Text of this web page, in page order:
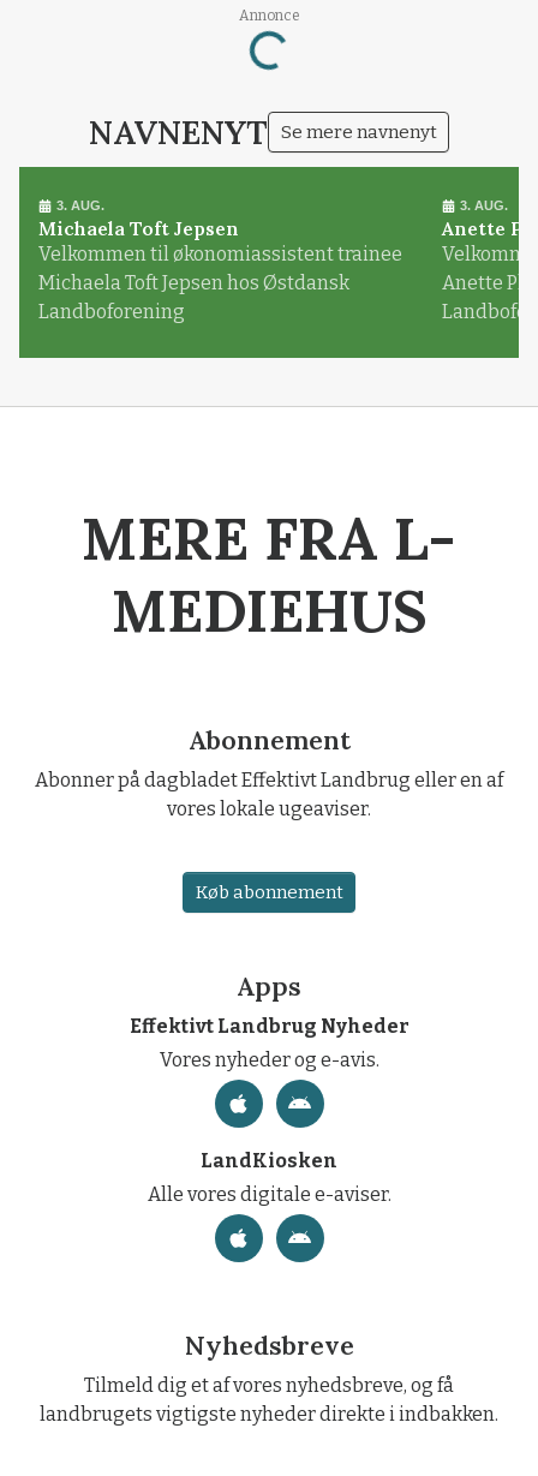
Annonce
Loading...
NAVNENYT Se mere navnenyt
3. AUG.
Michaela Toft Jepsen
Velkommen til økonomiassistent trainee
Michaela Toft Jepsen hos Østdansk
Landboforening
3. AUG.
Anette
Anette
MERE FRA L-
MEDIEHUS
Abonnement
Abonner på dagbladet Effektivt Landbrug eller en af
vores lokale ugeaviser.
Køb abonnement
Apps
Effektivt Landbrug Nyheder
Vores nyheder og e-avis.
LandKiosken
Alle vores digitale e-aviser.
Nyhedsbreve
Tilmeld dig et af vores nyhedsbreve, og få
landbrugets vigtigste nyheder direkte i indbakken.